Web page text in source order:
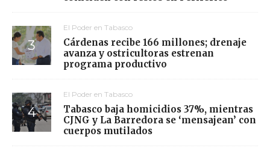
El Poder en Tabasco
Cárdenas recibe 166 millones; drenaje
avanza y ostricultoras estrenan
programa productivo
El Poder en Tabasco
Tabasco baja homicidios 37%, mientras
CJNG y La Barredora se ‘mensajean’ con
cuerpos mutilados